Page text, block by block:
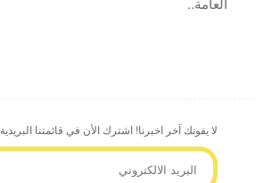
لا يفوتك آخر اخبرنا! اشترك الأن في قائمتنا البريدية